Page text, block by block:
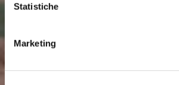
Statistiche
Marketing